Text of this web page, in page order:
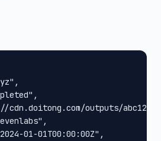
cdn.doitong.com/outputs/
01-01T00:00:00Z",